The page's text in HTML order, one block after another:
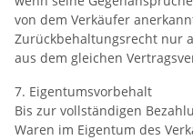
von dem Verkäufer
Zurückbehaltungsrecht nur
aus dem gleichen
7. Eigentumsvorbehalt
Bis zur vollständigen
Waren im Eigentum des